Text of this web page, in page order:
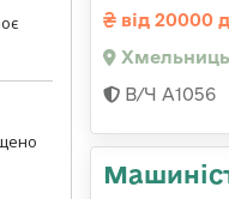
від 20000
В/Ч А1056